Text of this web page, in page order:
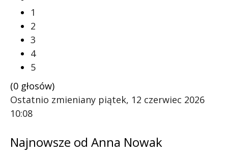
1
2
3
4
5
(0 głosów)
Ostatnio zmieniany piątek, 12 czerwiec 2026
10:08
Najnowsze od Anna Nowak